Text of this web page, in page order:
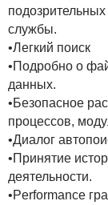
службы.
•Легкий поиск
•Подробно о
данных.
•Безопасное
процессов,
•Диалог
•Принятие
деятельности.
•Performance